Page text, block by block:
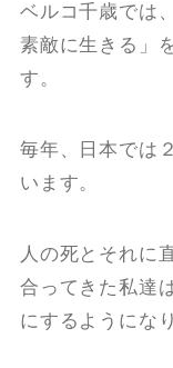
ベルコ千歳では
素敵に生きる」
す。
毎年、日本では
います。
人の死とそれに
合ってきた私達
にするようにな